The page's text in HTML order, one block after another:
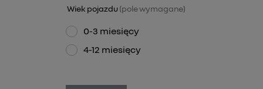
Wiek pojazdu(pole wymagane)
0-3 miesięcy
4-12 miesięcy